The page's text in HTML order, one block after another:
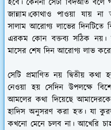
হবে। কেননা সেটা বিদআত বলে
জান্নাম।কোথাও পাওয়া যায় না
সালাম আরোগ্য লাভের
এরকম কোন বক্তব্য সঠিক
মাসের শেষ দিন আরোগ্য লাভ
সেটি প্রমাণিত নয় দ্বিতীয়
নেওয়া হয় সেদিন উপলক্ষে
আমলের কথা দিয়েছে
হাদিস অনুসরণ করা হত। যা
কখনো মেনে চলব না। আখেরি